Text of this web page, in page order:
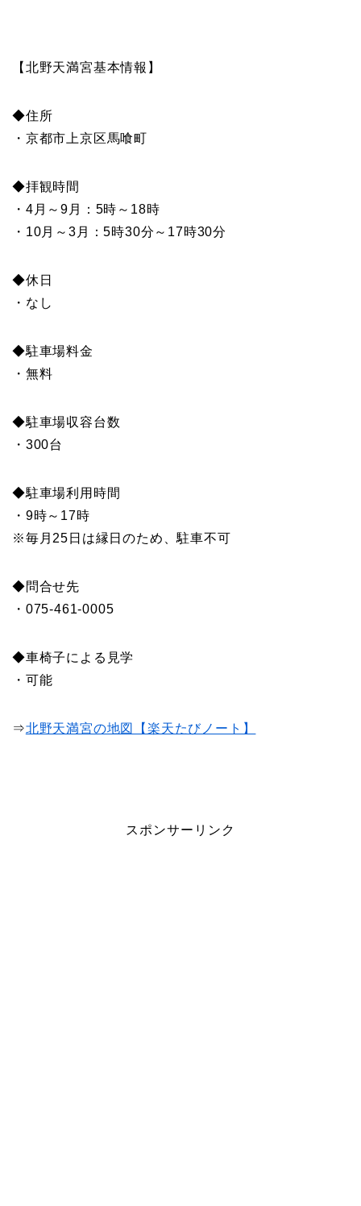
【北野天満宮基本情報】
◆住所
・京都市上京区馬喰町
◆拝観時間
・4月～9月：5時～18時
・10月～3月：5時30分～17時30分
◆休日
・なし
◆駐車場料金
・無料
◆駐車場収容台数
・300台
◆駐車場利用時間
・9時～17時
※毎月25日は縁日のため、駐車不可
◆問合せ先
・075-461-0005
◆車椅子による見学
・可能
⇒北野天満宮の地図【楽天たびノート】
スポンサーリンク